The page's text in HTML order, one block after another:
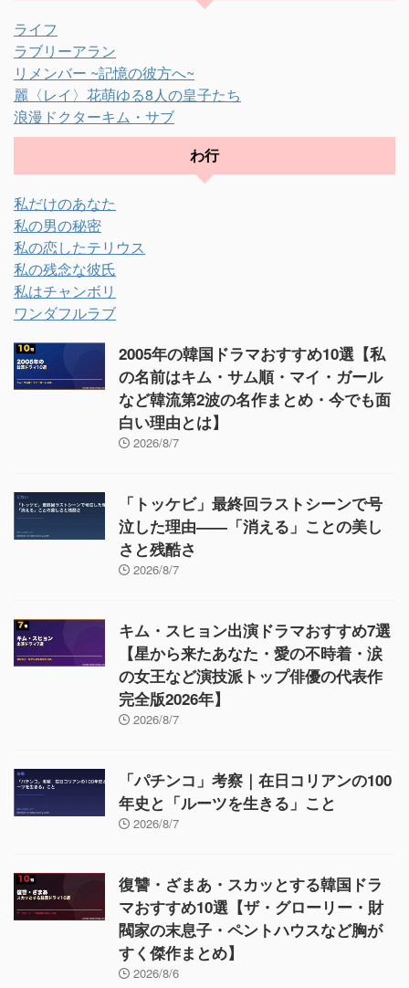
ライフ
ラブリーアラン
リメンバー ~記憶の彼方へ~
麗〈レイ〉花萌ゆる8人の皇子たち
浪漫ドクターキム・サブ
わ行
私だけのあなた
私の男の秘密
私の恋したテリウス
私の残念な彼氏
私はチャンボリ
ワンダフルラブ
2005年の韓国ドラマおすすめ10選【私
の名前はキム・サム順・マイ・ガール
など韓流第2波の名作まとめ・今でも面
白い理由とは】
2026/8/7
「トッケビ」最終回ラストシーンで号
泣した理由——「消える」ことの美し
さと残酷さ
2026/8/7
キム・スヒョン出演ドラマおすすめ7選
【星から来たあなた・愛の不時着・涙
の女王など演技派トップ俳優の代表作
完全版2026年】
2026/8/7
「パチンコ」考察｜在日コリアンの100
年史と「ルーツを生きる」こと
2026/8/7
復讐・ざまあ・スカッとする韓国ドラ
マおすすめ10選【ザ・グローリー・財
閥家の末息子・ペントハウスなど胸が
すく傑作まとめ】
2026/8/6